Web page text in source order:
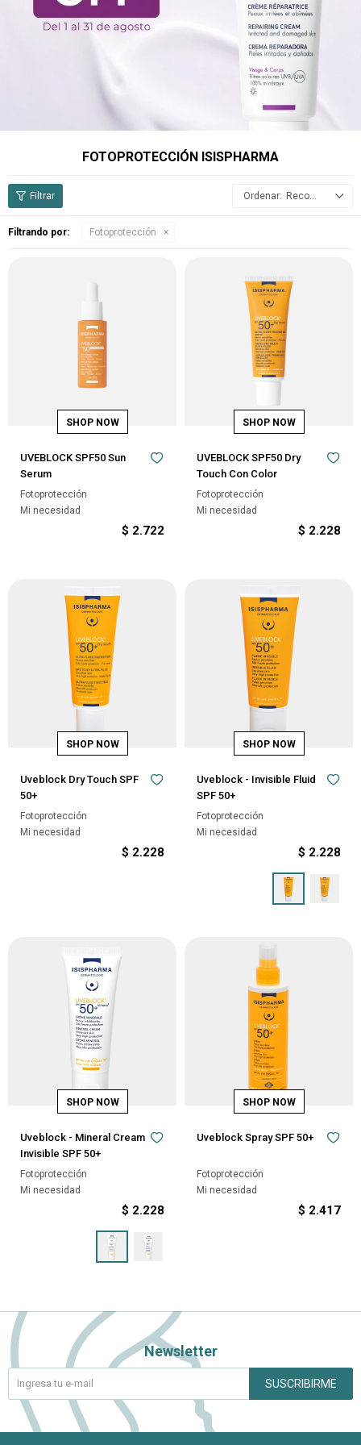
FOTOPROTECCIÓN ISISPHARMA
Recomendados
Filtrando por: Fotoprotección
UVEBLOCK SPF50 Sun
Serum
Fotoprotección
Mi necesidad
$ 2.722
UVEBLOCK SPF50 Dry
Touch Con Color
Fotoprotección
Mi necesidad
$ 2.228
Uveblock Dry Touch SPF
50+
Fotoprotección
Mi necesidad
$ 2.228
Uveblock - Invisible Fluid
SPF 50+
Fotoprotección
Mi necesidad
$ 2.228
Uveblock - Mineral Cream
Invisible SPF 50+
Fotoprotección
Mi necesidad
$ 2.228
Uveblock Spray SPF 50+
Fotoprotección
Mi necesidad
$ 2.417
Newsletter
SUSCRIBIRME